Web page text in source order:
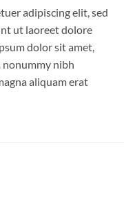
adipiscing elit, sed
ut laoreet dolore
dolor sit amet,
nonummy nibh
aliquam erat